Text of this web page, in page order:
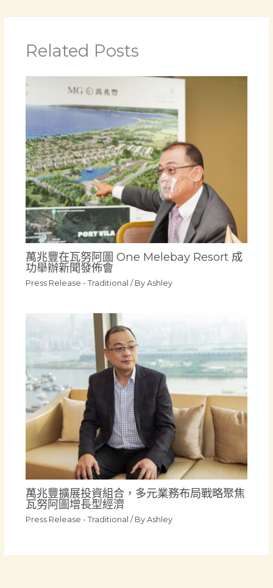
Related Posts
萬兆豐在瓦努阿圖 One Melebay Resort 成
功舉辦新聞發佈會
Press Release - Traditional / By Ashley
萬兆豐擴展投資組合，多元業務布局戰略聚焦
瓦努阿圖增長型經濟
Press Release - Traditional / By Ashley